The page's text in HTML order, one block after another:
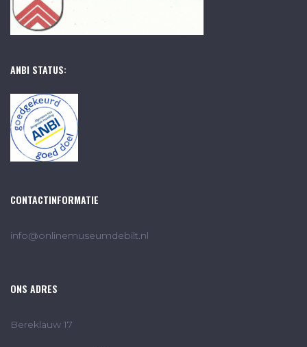
ANBI STATUS:
CONTACTINFORMATIE
info@onlinemuseumdebilt.nl
ONS ADRES
Bereklauw 17